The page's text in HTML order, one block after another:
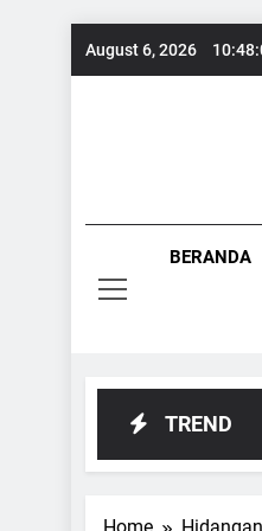
August 6, 2026
BERANDA
TREND